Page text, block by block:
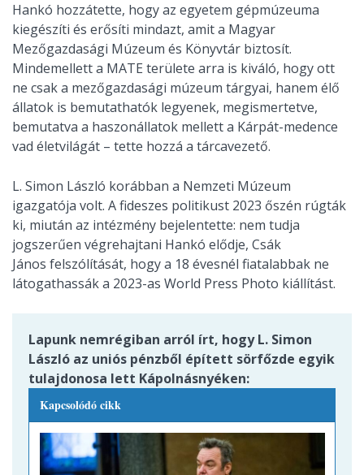
Hankó hozzátette, hogy az egyetem gépmúzeuma
kiegészíti és erősíti mindazt, amit a Magyar
Mezőgazdasági Múzeum és Könyvtár biztosít.
Mindemellett a MATE területe arra is kiváló, hogy ott
ne csak a mezőgazdasági múzeum tárgyai, hanem élő
állatok is bemutathatók legyenek, megismertetve,
bemutatva a haszonállatok mellett a Kárpát-medence
vad életvilágát – tette hozzá a tárcavezető.
L. Simon László korábban a Nemzeti Múzeum
igazgatója volt. A fideszes politikust 2023 őszén rúgták
ki, miután az intézmény bejelentette: nem tudja
jogszerűen végrehajtani Hankó elődje, Csák
János felszólítását, hogy a 18 évesnél fiatalabbak ne
látogathassák a 2023-as World Press Photo kiállítást.
Lapunk nemrégiban arról írt, hogy L. Simon
László az uniós pénzből épített sörfőzde egyik
tulajdonosa lett Kápolnásnyéken:
Kapcsolódó cikk